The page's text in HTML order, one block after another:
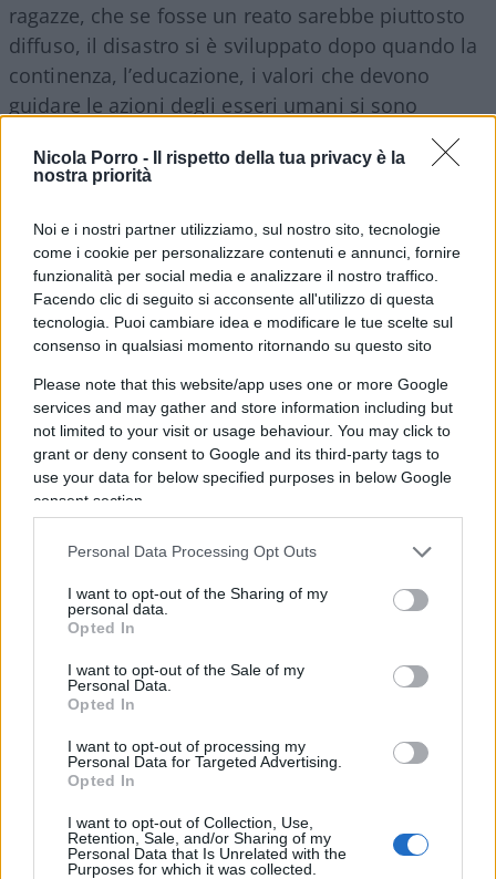
Nicola Porro -
Il rispetto della tua privacy è la
nostra priorità
Noi e i nostri partner utilizziamo, sul nostro sito, tecnologie
come i cookie per personalizzare contenuti e annunci, fornire
funzionalità per social media e analizzare il nostro traffico.
Facendo clic di seguito si acconsente all'utilizzo di questa
tecnologia. Puoi cambiare idea e modificare le tue scelte sul
consenso in qualsiasi momento ritornando su questo sito
Please note that this website/app uses one or more Google
services and may gather and store information including but
not limited to your visit or usage behaviour. You may click to
grant or deny consent to Google and its third-party tags to
use your data for below specified purposes in below Google
consent section.
Personal Data Processing Opt Outs
I want to opt-out of the Sharing of my
personal data.
Opted In
I want to opt-out of the Sale of my
Personal Data.
Opted In
I want to opt-out of processing my
Personal Data for Targeted Advertising.
Opted In
I want to opt-out of Collection, Use,
Retention, Sale, and/or Sharing of my
Personal Data that Is Unrelated with the
Purposes for which it was collected.
ragazze, che se fosse un reato sarebbe piuttosto
diffuso, il disastro si è sviluppato dopo quando la
continenza, l’educazione, i valori che devono
guidare le azioni degli esseri umani si sono
dissolti in un sabba alcolico da giovane branco.
Ed è qui che entrano in gioco i genitori con la
controllarne le azioni, con la vigilanza che è
dovuta nei confronti di giovani di 19/20 anni (in
particolare se si dorme nell’appartamento a
fianco). Ma evidentemente tutto questo è venuto
meno o forse, semplicemente, non esisteva.
La cultura del “vaffa”
La nostra organizzazione sociale si regge su un
assunto semplice: garantire la libertà di ciascuno,
mitigando la forza dei singoli ed evitandone
l’impunità. Tutti noi cerchiamo in tutti i modi di
abbiamo il dovere di insegnarlo ai nostri figli. Tutti
salvo i coniugi Grillo che evidentemente fanno
dell’impunità, dell’uso della forza, della costrizione
e dell’inganno, strumenti che giustificano ogni
i giornalisti mangiati e vomitati,le regole
che valgono solo per gli altri
pubblica; “li avrei portati io in galera a calci in
culo” e la “ragazza che si vede è consenziente”, in